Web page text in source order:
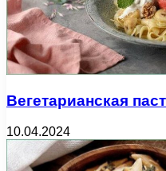
Вегетарианская
10.04.2024